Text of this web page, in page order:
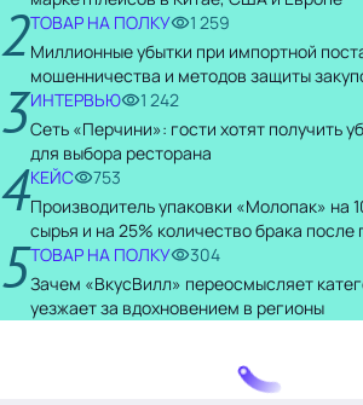
2ТОВАР НА ПОЛКУ
1 259
Миллионные убытки при импортной
мошенничества и методов защиты
3ИНТЕРВЬЮ
1 242
Сеть «Перчини»: гости хотят получить
для выбора ресторана
4КЕЙС
753
Производитель упаковки «Молопак» на
сырья и на 25% количество брака
5ТОВАР НА ПОЛКУ
304
Зачем «ВкусВилл» переосмысляет
уезжает за вдохновением в регионы